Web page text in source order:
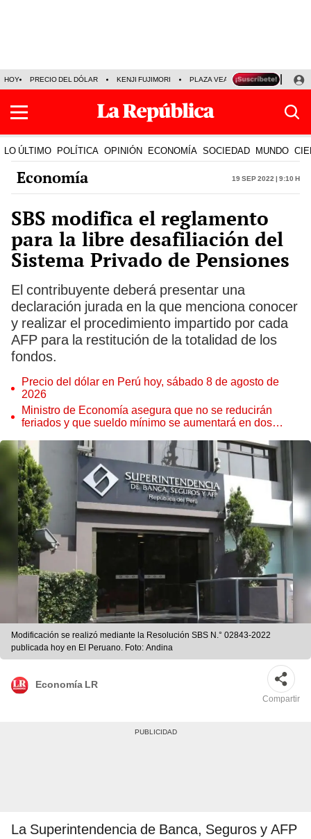
HOY PRECIO DEL DÓLAR KENJI FUJIMORI PLAZA VEA FERIADOS
LO ÚLTIMO POLÍTICA OPINIÓN ECONOMÍA SOCIEDAD MUNDO
Economía 19 Sep 2022 | 9:10 h
SBS modifica el reglamento
para la libre desafiliación del
Sistema Privado de Pensiones
El contribuyente deberá presentar una
declaración jurada en la que menciona conocer
y realizar el procedimiento impartido por cada
AFP para la restitución de la totalidad de los
fondos.
Precio del dólar en Perú hoy, sábado 8 de agosto de
2026
Ministro de Economía asegura que no se reducirán
feriados y que sueldo mínimo se aumentará en dos
Modificación se realizó mediante la Resolución SBS N.° 02843-2022
publicada hoy en El Peruano. Foto: Andina
Economía LR
Compartir
La Superintendencia de Banca, Seguros y AFP